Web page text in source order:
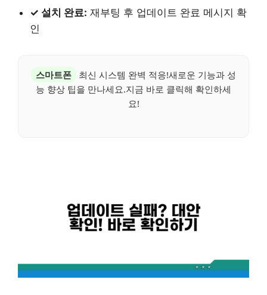
✓ 설치 완료: 재부팅 후 업데이트 완료 메시지 확
인
스마트폰
최신 시스템 완벽 적응!새로운 기능과 성
능 향상 팁을 만나세요.지금 바로 클릭해 확인하세
요!